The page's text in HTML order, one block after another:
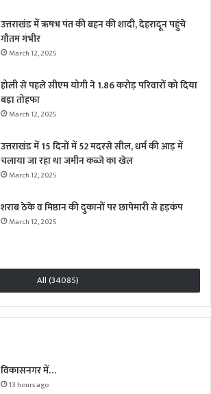
उत्तराखंड में ऋषभ पंत की बहन की शादी, देहरादून पहुंचे
गौतम गंभीर
March 12, 2025
होली से पहले सीएम योगी ने 1.86 करोड़ परिवारों को दिया
बड़ा तोहफा
March 12, 2025
उत्तराखंड में 15 दिनों में 52 मदरसे सील, धर्म की आड़ में
चलाया जा रहा था जमीन कब्जे का खेल
March 12, 2025
शराब ठेके व मिष्ठान की दुकानों पर छापेमारी से हड़कंप
March 12, 2025
All (34085)
विकासनगर में…
13 hours ago